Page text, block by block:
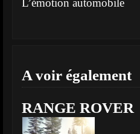
L’émotion automobile
A voir également
RANGE ROVER